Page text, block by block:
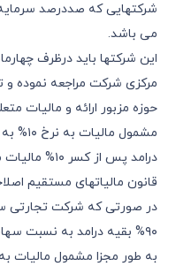
شرکتهایی که صددرصد
می باشد.
این شرکتها باید درظرف
مرکزی شرکت مراجعه نموده و
حوزه مزبور ارائه و مالیات
مشمول
در صورتی که شرکت تجارتی
٩٠% بقیه درامد به نسبت